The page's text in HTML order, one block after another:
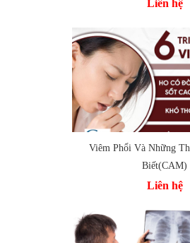
Liên hệ
Thêm vào so sánh
Viêm Phổi Và Những
Biết(CAM)
Liên hệ